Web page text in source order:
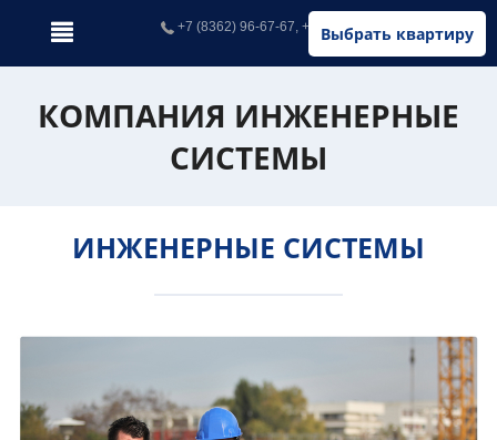
Выбрать квартиру
+7 (8362) 96-67-67, +7 (902) 326-67-67
КОМПАНИЯ ИНЖЕНЕРНЫЕ
СИСТЕМЫ
ИНЖЕНЕРНЫЕ СИСТЕМЫ